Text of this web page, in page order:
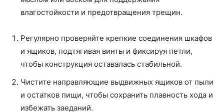
влагостойкости и предотвращения трещин.
Регулярно проверяйте крепкие соединения шкафов
и ящиков, подтягивая винты и фиксируя петли,
чтобы конструкция оставалась стабильной.
Чистите направляющие выдвижных ящиков от пыли
и остатков пищи, чтобы сохранить плавность хода и
избежать заеданий.